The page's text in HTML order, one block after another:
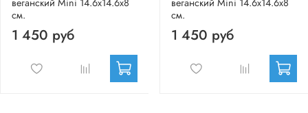
веганский Mini 14.6x14.6x8
см.
1 450 руб
веганский Mini 14.6x14.6x8
см.
1 450 руб